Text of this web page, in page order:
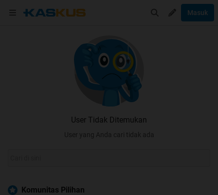
Masuk
User Tidak Ditemukan
User yang Anda cari tidak ada
Komunitas Pilihan